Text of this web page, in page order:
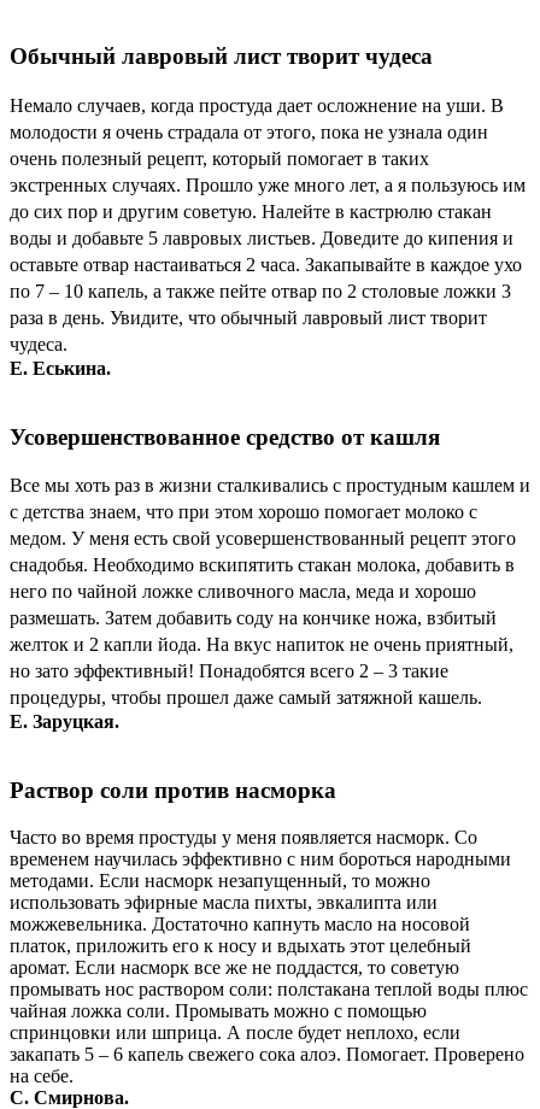
Обычный лавровый лист творит чудеса
Немало случаев, когда простуда дает осложнение на уши. В
молодости я очень страдала от этого, пока не узнала один
очень полезный рецепт, который помогает в таких
экстренных случаях. Прошло уже много лет, а я пользуюсь им
до сих пор и другим советую. Налейте в кастрюлю стакан
воды и добавьте 5 лавровых листьев. Доведите до кипения и
оставьте отвар настаиваться 2 часа. Закапывайте в каждое ухо
по 7 – 10 капель, а также пейте отвар по 2 столовые ложки 3
раза в день. Увидите, что обычный лавровый лист творит
чудеса.
Е. Еськина.
Усовершенствованное средство от кашля
Все мы хоть раз в жизни сталкивались с простудным кашлем и
с детства знаем, что при этом хорошо помогает молоко с
медом. У меня есть свой усовершенствованный рецепт этого
снадобья. Необходимо вскипятить стакан молока, добавить в
него по чайной ложке сливочного масла, меда и хорошо
размешать. Затем добавить соду на кончике ножа, взбитый
желток и 2 капли йода. На вкус напиток не очень приятный,
но зато эффективный! Понадобятся всего 2 – 3 такие
процедуры, чтобы прошел даже самый затяжной кашель.
Е. Заруцкая.
Раствор соли против насморка
Часто во время простуды у меня появляется насморк. Со
временем научилась эффективно с ним бороться народными
методами. Если насморк незапущенный, то можно
использовать эфирные масла пихты, эвкалипта или
можжевельника. Достаточно капнуть масло на носовой
платок, приложить его к носу и вдыхать этот целебный
аромат. Если насморк все же не поддастся, то советую
промывать нос раствором соли: полстакана теплой воды плюс
чайная ложка соли. Промывать можно с помощью
спринцовки или шприца. А после будет неплохо, если
закапать 5 – 6 капель свежего сока алоэ. Помогает. Проверено
на себе.
С. Смирнова.